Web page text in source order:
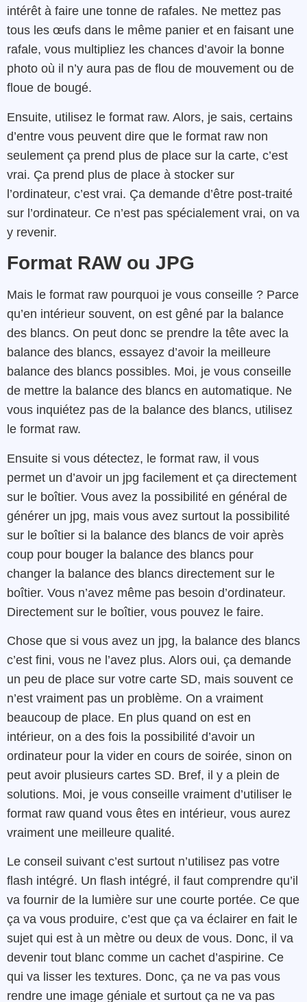
intérêt à faire une tonne de rafales. Ne mettez pas
tous les œufs dans le même panier et en faisant une
rafale, vous multipliez les chances d’avoir la bonne
photo où il n’y aura pas de flou de mouvement ou de
floue de bougé.
Ensuite, utilisez le format raw. Alors, je sais, certains
d’entre vous peuvent dire que le format raw non
seulement ça prend plus de place sur la carte, c’est
vrai. Ça prend plus de place à stocker sur
l’ordinateur, c’est vrai. Ça demande d’être post-traité
sur l’ordinateur. Ce n’est pas spécialement vrai, on va
y revenir.
Format RAW ou JPG
Mais le format raw pourquoi je vous conseille ? Parce
qu’en intérieur souvent, on est gêné par la balance
des blancs. On peut donc se prendre la tête avec la
balance des blancs, essayez d’avoir la meilleure
balance des blancs possibles. Moi, je vous conseille
de mettre la balance des blancs en automatique. Ne
vous inquiétez pas de la balance des blancs, utilisez
le format raw.
Ensuite si vous détectez, le format raw, il vous
permet un d’avoir un jpg facilement et ça directement
sur le boîtier. Vous avez la possibilité en général de
générer un jpg, mais vous avez surtout la possibilité
sur le boîtier si la balance des blancs de voir après
coup pour bouger la balance des blancs pour
changer la balance des blancs directement sur le
boîtier. Vous n’avez même pas besoin d’ordinateur.
Directement sur le boîtier, vous pouvez le faire.
Chose que si vous avez un jpg, la balance des blancs
c’est fini, vous ne l’avez plus. Alors oui, ça demande
un peu de place sur votre carte SD, mais souvent ce
n’est vraiment pas un problème. On a vraiment
beaucoup de place. En plus quand on est en
intérieur, on a des fois la possibilité d’avoir un
ordinateur pour la vider en cours de soirée, sinon on
peut avoir plusieurs cartes SD. Bref, il y a plein de
solutions. Moi, je vous conseille vraiment d’utiliser le
format raw quand vous êtes en intérieur, vous aurez
vraiment une meilleure qualité.
Le conseil suivant c’est surtout n’utilisez pas votre
flash intégré. Un flash intégré, il faut comprendre qu’il
va fournir de la lumière sur une courte portée. Ce que
ça va vous produire, c’est que ça va éclairer en fait le
sujet qui est à un mètre ou deux de vous. Donc, il va
devenir tout blanc comme un cachet d’aspirine. Ce
qui va lisser les textures. Donc, ça ne va pas vous
rendre une image géniale et surtout ça ne va pas